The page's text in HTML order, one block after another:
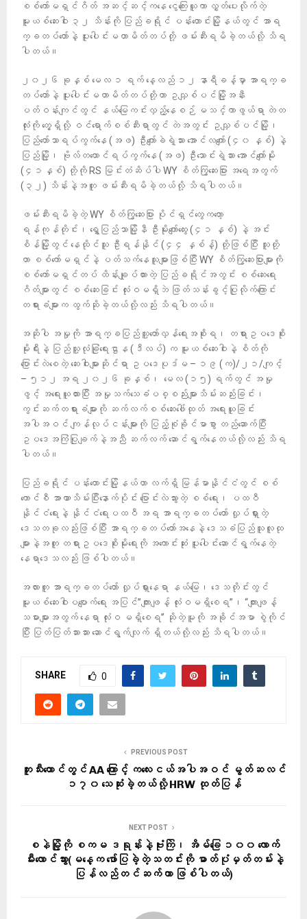
စစ်ကော်မရှင်ဂိတ် အဆင့်ဆင့်ကနေ ငွေကြေးယူကာ လွှတ်ပေးလိုက်တဲ့
မူးယစ်ဆေးဝါး ၃၂ သိန်းကို ပြည်ခရိုင် ပန်းတောင်းမြို့နယ်တွင် အာရ
က္ခတပ်တော်နဲ့ ပူးပေါင်းမဟာမိတ်တပ်တို့ ဖမ်းဆီးရမိခဲ့တယ်လို့ သိရ
ပါတယ်။
၂၀၂၆ ခုနှစ် မေလ ၁ ရက် နေ့လည် ၁၂ နာရီခန့်မှာ အာရက္ခ
တပ်တော်နဲ့ ပူးပေါင်းမဟာမိတ်တပ်တို့ဟာ ဥသျှစ်ပင်မြို့အနီး
ပတ်ဝန်းကျင်တွင် နယ်မြေကင်းလှည့်နေစဉ် မသင်္ကာဖွယ်ရာ တဲတ
လုံးကို တွေ့ရှိလို့ ဝင်ရောက်စစ်ဆီးရာတွင် တဲအတွင်း ဥသျှစ်ပင်မြို့၊
ပြည်တော်သာရပ်ကွက်နေ (အဖ) ဦးကျော်ခဲရဲ့သား အောင်လကျော် (၄၀ နှစ်) နဲ့
ပြည်မြို့၊ ဗိုလ်တထောင်ရပ်ကွက်နေ (အဖ) ဦးသောင်းရဲ့သား အောင်ကျော်မိုး
(၄၁နှစ်) တို့ကို RS မြင်းတံဆိပ်ပါ WY စိတ်ကြွဆေးပြား အရေအတွက်
(၃၂) သိန်းနဲ့အတူ ဖမ်းဆီးရမိခဲ့တယ်လို့ သိရပါတယ်။
ဖမ်းဆီးရမိခဲ့တဲ့ WY စိတ်ကြွဆေးပြား ပိုင်ရှင်တွေကတော့
ရန်ကုန်တိုင်း၊ ရွှေပြည်သာမြို့နီ ဦးမိုးကျော်ထွေး (၄၁ နှစ်) နဲ့ အင်း
စိန်မြို့တွင် နေထိုင်သူ ဦးရန်နိုင် (၄၄ နှစ်န့်) တို့ဖြစ်ပြီး သူတို့
ဟာ စစ်ကော်မရှင်နဲ့ ပတ်သက်နေသူများဖြစ်ပြီး WY စိတ်ကြွဆေးပြားများကို
စစ်ကော်မရှင်တပ် ထိန်းချုပ်ထားတဲ့ ပြည်ခရိုင်အတွင်း စစ်ဆေးရေး
ဂိတ်များတွင် စစ်ဆေးခြင်း လုံးဝမရှိဘဲ ဖြတ်သန်းခွင့်ပြုလိုက်ကြောင်း
တရားခံများက ထွက်ဆိုခဲ့တယ်လို့လည်း သိရပါတယ်။
အဆိုပါ အမှုကို အာရက္ခပြည်သူ့တော်လှန်ရေးအစိုးရ၊ တရားဥပဒေစိုး
မိုးရီးနဲ့ ပြည်သူ့လုံခြုံရေးဌာန (ဒီလပ်) က မူးယစ်ဆေးဝါးနဲ့ စိတ်ကို
ပြောင်းလဲစေတဲ့ ဆေးဝါးများဆိုင်ရာ ဥပဒေပုဒ်မ – ၁၉ (က)/၂၁/ကျင့်
– ၅၁၂ အရ ၂၀၂၆ ခုနှစ်၊ မေလ (၁၅) ရက်တွင် အမှု
ဖွင့် အရေးယူထားပြီး အမှုသက်သေခံပစ္စည်းများသိမ်းဆည်းခြင်း၊
ကွင်းဆက်တရားခံများကို ဆက်လက်စစ်ဆေးဖေါ်ထုတ် အရေးယူခြင်း
အပါအဝင် ကျန်လုပ်ငန်းများကို ပြည့်စုံခိုင်မာစွာ တည်ဆောက်ပြီး
ဥပဒေအကြံပြုချက်နဲ့အညီ ဆက်လက် ဆောင်ရွက်နေတယ်လို့လည်း သိရ
ပါတယ်။
ပြည်ခရိုင် ပန်းတောင်းမြို့နယ်ဟာ လက်ရှိ မြန်မာနိုင်ငံတွင် စစ်
ကောင်စီ အာဏာသိမ်းပြီးနောက်ပိုင်း ပြောင်းလဲသွားတဲ့ စစ်ရေး၊ ပထဝီ
နိုင်ငံရေးနဲ့ နိုင်ငံရေးပထဝီ အရ အာရက္ခတပ်တော် လှုပ်ရှားတဲ့
ဒေသတခုလည်းဖြစ်ပြီး အာရက္ခတပ်တော်အနေနဲ့ ဒေသခံပြည်သူလူထု
များနဲ့အတူ တရားဥပဒေစိုးမိုးရေးကို အကောင်းဆုံး ပူးပေါင်းဆောင်ရွက်နေတဲ့
နေရာဒေသလည်း ဖြစ်ပါတယ်။
အလားတူ အာရက္ခတပ်တော် လှုပ်ရှားနေရာ နယ်မြေ၊ ဒေသတိုင်းတွင်
မူးယစ်ဆေးဝါးပပျောက်ရေး အပြင်”ကျားဖျန့် လုံးဝမရှိစေရ”၊ “ကျားဖျန့်
သမားများအတွက် နေရာ လုံးဝ မရှိစေရ” ဆိုတဲ့မူကို အခိုင်အမာ စွဲကိုင်
ပြီး ပြတ်ပြတ်သားသား ဆောင်ရွက်လျက် ရှိတယ်လို့လည်း သိရပါတယ်။
SHARE 0
PREVIOUS POST
ဘူးသီးတောင်တွင် AA ကြောင့် ကလေးငယ်အပါအဝင် မွတ်ဆလင်
၁၇၀ သေဆုံးခဲ့တယ်လို့ HRW ထုတ်ပြန်
NEXT POST
စနဲမြို့ကို စကမ ဒရုန်းနဲ့ဗုံးကြဲ၊ အိမ်ခြေ ၁၀၀ လောက်
မီးလောင်သွား(မနေ့က ဖော်ပြခဲ့တဲ့သတင်းကို ဓာတ်ပုံမှတ်တမ်းနဲ့
ပြန်လည်တင်ဆက်တာ ဖြစ်ပါတယ်)